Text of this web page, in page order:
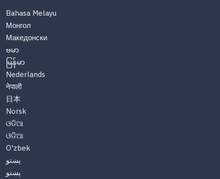
Bahasa Melayu
Монгол
Македонски
ဗမာ
မြန်မာ
Nederlands
नेपाली
日本
Norsk
ଓଡିଆ
ଓଡିଆ
O'zbek
پښتو
پښتو